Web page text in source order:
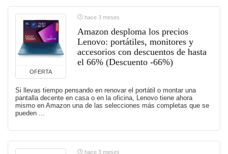
OFERTA
hace 3 meses
Amazon desploma los precios
Lenovo: portátiles, monitores y
accesorios con descuentos de hasta
el 66% (Descuento -66%)
Si llevas tiempo pensando en renovar el portátil o montar una
pantalla decente en casa o en la oficina, Lenovo tiene ahora
mismo en Amazon una de las selecciones más completas que se
pueden ...
hace 3 meses